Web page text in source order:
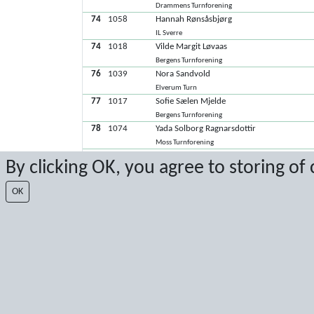
By clicking OK, you agree to storing
OK
Drammens Turnforening
74 1058 Hannah Rønsåsbjørg
IL Sverre
74 1018 Vilde Margit Løvaas
Bergens Turnforening
76 1039 Nora Sandvold
Elverum Turn
77 1017 Sofie Sælen Mjelde
Bergens Turnforening
78 1074 Yada Solborg Ragnarsdottir
Moss Turnforening
Sandnes Turnforening